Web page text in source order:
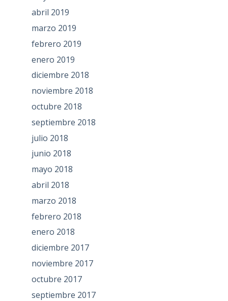
abril 2019
marzo 2019
febrero 2019
enero 2019
diciembre 2018
noviembre 2018
octubre 2018
septiembre 2018
julio 2018
junio 2018
mayo 2018
abril 2018
marzo 2018
febrero 2018
enero 2018
diciembre 2017
noviembre 2017
octubre 2017
septiembre 2017